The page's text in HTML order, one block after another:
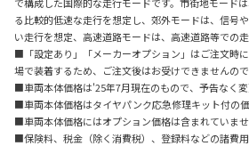
る比較的低速な走行を想定し、郊外モードは、信号
い走行を想定、高速道路モードは、高速道路等での走
■「設定あり」「メーカーオプション」はご注文時
場で装着するため、ご注文後はお受けできませんので
■車両本体価格は'25年7月現在のもので、予告なく変
■車両本体価格はタイヤパンク応急修理キット付の価
■車両本体価格にはオプション価格は含まれていませ
■保険料、税金（除く消費税）、登録料などの諸費用